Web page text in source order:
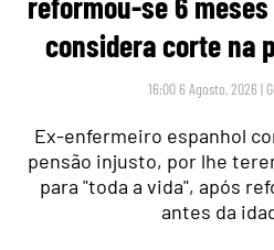
considera corte na
16:00 6 Agosto, 2026 |
Ex-enfermeiro espanhol
pensão injusto, por lhe
para "toda a vida", após
antes da